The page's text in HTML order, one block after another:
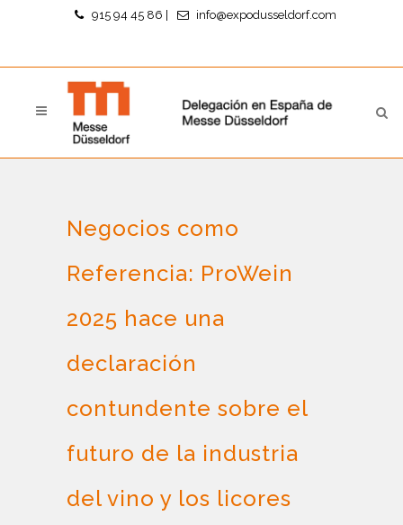
915 94 45 86 info@expodusseldorf.com
Negocios como
Referencia: ProWein
2025 hace una
declaración
contundente sobre el
futuro de la industria
del vino y los licores